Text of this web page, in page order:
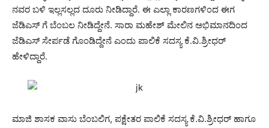
ನವರ ಬಳಿ ಇಲ್ಲಸಲ್ಲದ ದೂರು ನೀಡಿದ್ದಾರೆ. ಈ ಎಲ್ಲಾ ಕಾರಣಗಳಿಂದ ಈಗ
ಜೆಡಿಎಸ್ ಗೆ ಬೆಂಬಲ ‌ನೀಡಿದ್ದೇನೆ. ಸಾರಾ ಮಹೇಶ್ ಮೇಲಿನ ಅಭಿಮಾನದಿಂದ
ಜೆಡಿಎಸ್ ಸೇರ್ಪಡೆ ಗೊಂಡಿದ್ದೇನೆ ಎಂದು ಪಾಲಿಕೆ ಸದಸ್ಯ ಕೆ.ವಿ.ಶ್ರೀಧರ್
ಹೇಳಿದ್ದಾರೆ.
ಮಾಜಿ ಶಾಸಕ ವಾಸು ಬೆಂಬಲಿಗ, ಪಕ್ಷೇತರ ಪಾಲಿಕೆ ಸದಸ್ಯ ಕೆ.ವಿ.ಶ್ರೀಧರ್ ಹಾಗೂ